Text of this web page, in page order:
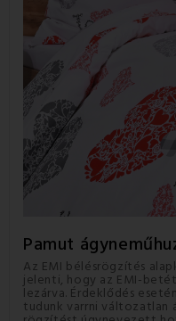
Pamut
Az EMI bélésrögzítés
jelenti, hogy az EMI-
lezárva. Érdeklődés
tudunk varrni változatlan